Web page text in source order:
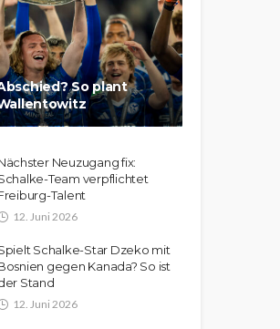
So plant
Neuzugang fix:
Team verpflichtet
Talent
12. Juni 2026
Schalke-Star Dzeko mit
gegen Kanada? So ist
Stand
12. Juni 2026